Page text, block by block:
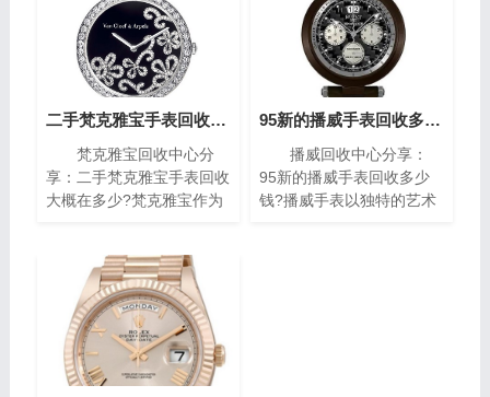
二手梵克雅宝手表回收大概在多少?(梵克雅宝高价回收指南)
梵克雅宝回收中心分
享：二手梵克雅宝手表回收
大概在多少?梵克雅宝作为
量而闻名。对于那些拥有一
款梵克雅宝手表的人来说，
了解其回收价格是非常重要
的。本文将为您介绍二手梵
克雅宝手表回收的价格指
南，帮助您获取最高回收
95新的播威手表回收多少钱?(高价回收指南)
播威回收中心分享：
95新的播威手表回收多少
钱?播威手表以独特的艺术